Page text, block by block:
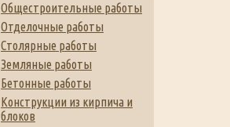
Общестроительные работы
Отделочные работы
Столярные работы
Земляные работы
Бетонные работы
Конструкции из кирпича и
блоков